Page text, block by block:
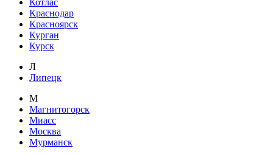
Котлас
Краснодар
Красноярск
Курган
Курск
Л
Липецк
М
Магнитогорск
Миасс
Москва
Мурманск